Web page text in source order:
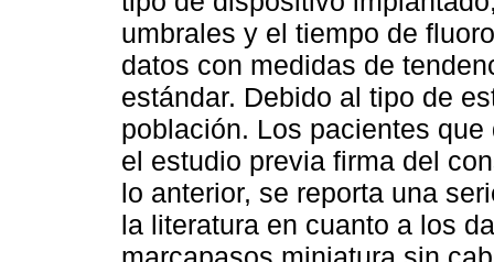
umbrales y el tiempo de
datos con medidas de
estándar. Debido al tipo de
población. Los pacientes
el estudio previa firma del
lo anterior, se reporta una
la literatura en cuanto a los